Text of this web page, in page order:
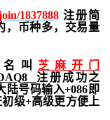
1837888注册简
币种多，交易量
叫 芝麻开门
注册成功之
陆号码输入+086即
级+高级更方便上